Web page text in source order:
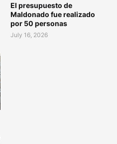
El presupuesto de
Maldonado fue realizado
por 50 personas
July 16, 2026